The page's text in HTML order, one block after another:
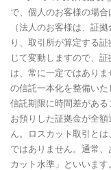
で、個人のお客様の場合
（法人のお客様は、証
り、取引所が算定する
じて変動しますので、
は、常に一定ではあり
の信託一本化を整備い
信託期限に時間差があ
お預りした証拠金が全
ん。ロスカット取引と
ではありません。通常
カット水準」といいま